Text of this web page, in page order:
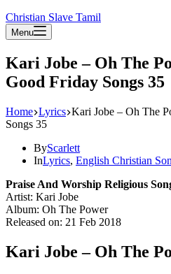
Christian Slave Tamil
Menu
Kari Jobe – Oh The
Good Friday Songs 35
Home Lyrics Kari Jobe – Oh The
Songs 35
ByScarlett
InLyrics, English Christian
Praise And Worship Religious
Artist: Kari Jobe
Album: Oh The Power
Released on: 21 Feb 2018
Kari Jobe – Oh The